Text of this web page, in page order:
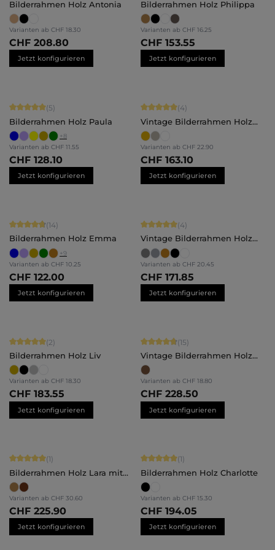
Bilderrahmen Holz Antonia
Varianten ab CHF 18.30
CHF 208.80
Jetzt konfigurieren
Bilderrahmen Holz Philippa
Varianten ab CHF 16.25
CHF 153.55
Jetzt konfigurieren
Durchschnittliche Bewertung von 5 von 5 Sternen
(5)
Bilderrahmen Holz Paula
+8
Varianten ab CHF 11.55
CHF 128.10
Jetzt konfigurieren
Durchschnittliche Bewertung von 5
(4)
Vintage Bilderrahmen Holz
Lysann
Varianten ab CHF 22.90
CHF 163.10
Jetzt konfigurieren
Durchschnittliche Bewertung von 4.86 von 5 Sternen
(14)
Bilderrahmen Holz Emma
+9
Varianten ab CHF 10.25
CHF 122.00
Jetzt konfigurieren
Durchschnittliche Bewertung von 5
(4)
Vintage Bilderrahmen Holz
Isabella
Varianten ab CHF 20.45
CHF 171.85
Jetzt konfigurieren
Durchschnittliche Bewertung von 5 von 5 Sternen
(2)
Bilderrahmen Holz Liv
Varianten ab CHF 18.30
CHF 183.55
Jetzt konfigurieren
Durchschnittliche Bewertung von
(15)
Vintage Bilderrahmen Holz
Hannah
Varianten ab CHF 18.80
CHF 228.50
Jetzt konfigurieren
Durchschnittliche Bewertung von 5 von 5 Sternen
(1)
Bilderrahmen Holz Lara mit
Abstandsleiste
Varianten ab CHF 30.60
CHF 225.90
Jetzt konfigurieren
Durchschnittliche Bewertung von 5
(1)
Bilderrahmen Holz Charlotte
Varianten ab CHF 15.30
CHF 194.05
Jetzt konfigurieren